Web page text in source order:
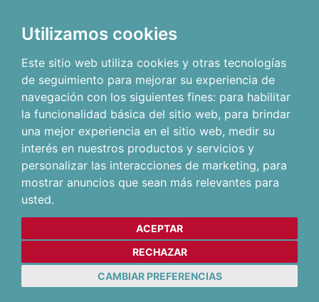
Utilizamos cookies
Este sitio web utiliza cookies y otras tecnologías
de seguimiento para mejorar su experiencia de
navegación con los siguientes fines: para habilitar
la funcionalidad básica del sitio web, para brindar
una mejor experiencia en el sitio web, medir su
interés en nuestros productos y servicios y
personalizar las interacciones de marketing, para
mostrar anuncios que sean más relevantes para
usted.
ACEPTAR
RECHAZAR
CAMBIAR PREFERENCIAS